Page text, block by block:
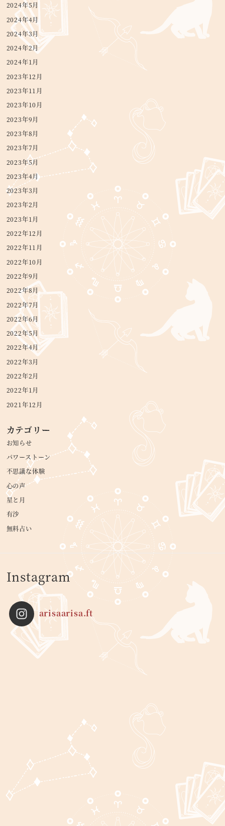
2024年5月
2024年4月
2024年3月
2024年2月
2024年1月
2023年12月
2023年11月
2023年10月
2023年9月
2023年8月
2023年7月
2023年5月
2023年4月
2023年3月
2023年2月
2023年1月
2022年12月
2022年11月
2022年10月
2022年9月
2022年8月
2022年7月
2022年6月
2022年5月
2022年4月
2022年3月
2022年2月
2022年1月
2021年12月
カテゴリー
お知らせ
パワーストーン
不思議な体験
心の声
星と月
有沙
無料占い
Instagram
arisaarisa.ft